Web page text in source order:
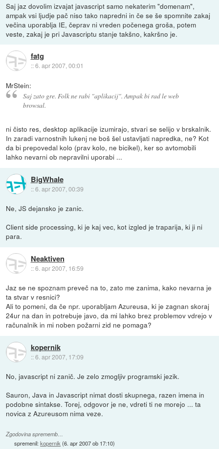
Saj jaz dovolim izvajat javascript samo nekaterim "domenam",
ampak vsi ljudje pač niso tako napredni in če se še spomnite zakaj
večina uporablja IE, čeprav ni vreden počenega groša, potem
veste, zakaj je pri Javascriptu stanje takšno, kakršno je.
fatg
::6. apr 2007, 00:01
MrStein:
Saj zato gre. Folk ne rabi "aplikacij". Ampak bi rad le web
browsal.
ni čisto res, desktop aplikacije izumirajo, stvari se selijo v brskalnik.
In zaradi varnostnih lukenj ne boš šel ustavljati napredka, ne? Kot
da bi prepovedal kolo (prav kolo, ne bicikel), ker so avtomobili
lahko nevarni ob nepravilni uporabi ...
BigWhale
::6. apr 2007, 00:39
Ne, JS dejansko je zanic.
Client side processing, ki je kaj vec, kot izgled je traparija, ki ji ni
para.
Neaktiven
::6. apr 2007, 16:59
Jaz se ne spoznam preveč na to, zato me zanima, kako nevarna je
ta stvar v resnici?
Ali to pomeni, da če npr. uporabljam Azureusa, ki je zagnan skoraj
24ur na dan in potrebuje javo, da mi lahko brez problemov vdrejo v
računalnik in mi noben požarni zid ne pomaga?
kopernik
::6. apr 2007, 17:09
No, javascript ni zanič. Je zelo zmogljiv programski jezik.
Sauron, Java in Javascript nimat dosti skupnega, razen imena in
podobne sintakse. Torej, odgovor je ne, vdreti ti ne morejo ... ta
novica z Azureusom nima veze.
Zgodovina sprememb…
spremenil:kopernik (6. apr 2007 ob 17:10)